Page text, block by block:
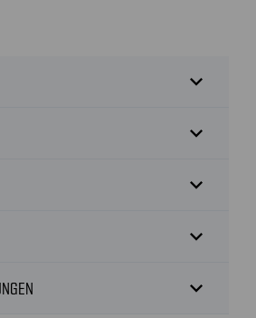
expand_more
expand_more
expand_more
expand_more
expand_more